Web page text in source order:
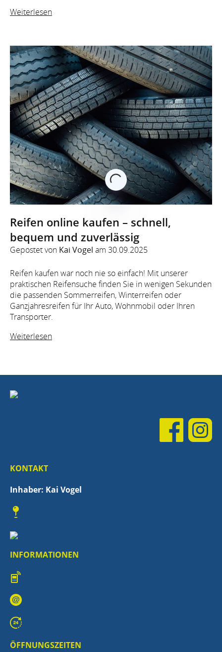
Weiterlesen
Reifen online kaufen – schnell,
bequem und zuverlässig
Gepostet von Kai Vogel am 30.09.2025
Reifen kaufen war noch nie so einfach! Mit unserer
praktischen Reifensuche finden Sie in wenigen Sekunden
die passenden Sommerreifen, Winterreifen oder
Ganzjahresreifen für Ihr Auto, Wohnmobil oder Ihren
Transporter.
Weiterlesen
KONTAKT
Inhaber: Kai Vogel
INFORMATIONEN
ÖFFNUNGSZEITEN